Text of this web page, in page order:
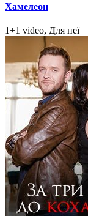
Хамелеон
1+1 video, Для неї